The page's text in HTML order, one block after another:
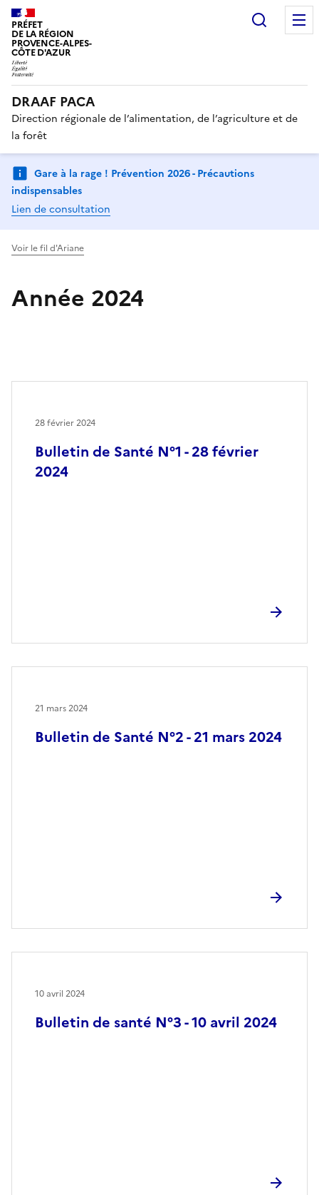
PRÉFET
DE LA RÉGION
PROVENCE-ALPES-
CÔTE D'AZUR
DRAAF PACA
Direction régionale de l’alimentation, de l’agriculture et de
la forêt
Gare à la rage ! Prévention 2026 - Précautions
indispensables
Lien de consultation
Voir le fil d'Ariane
Année 2024
Bulletin de Santé N°1 - 28 février
2024
28 février 2024
Bulletin de Santé N°2 - 21 mars 2024
21 mars 2024
Bulletin de santé N°3 - 10 avril 2024
10 avril 2024